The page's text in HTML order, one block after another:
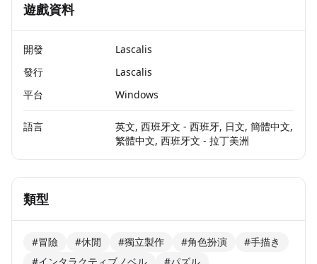
遊戲資料
開發
Lascalis
發行
Lascalis
平台
Windows
語言
英文, 西班牙文 - 西班牙, 日文, 簡體中文,
繁體中文, 西班牙文 - 拉丁美洲
類型
#冒險 #休閒 #獨立製作 #角色扮演
#手描き